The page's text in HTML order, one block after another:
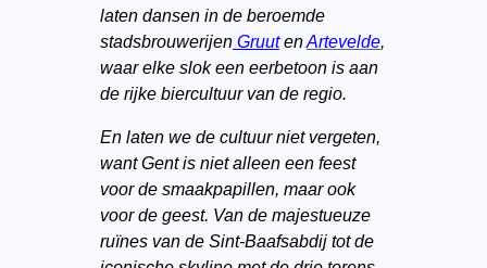
laten dansen in de beroemde
stadsbrouwerijenGruutenArtevelde,
waar elke slok een eerbetoon is aan
de rijke biercultuur van de regio.
En laten we de cultuur niet vergeten,
want Gent is niet alleen een feest
voor de smaakpapillen, maar ook
voor de geest. Van de majestueuze
ruïnes van de Sint-Baafsabdij tot de